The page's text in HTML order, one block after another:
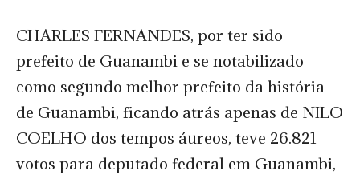
CHARLES FERNANDES, por ter sido
prefeito de Guanambi e se notabilizado
como segundo melhor prefeito da história
de Guanambi, ficando atrás apenas de NILO
COELHO dos tempos áureos, teve 26.821
votos para deputado federal em Guanambi,